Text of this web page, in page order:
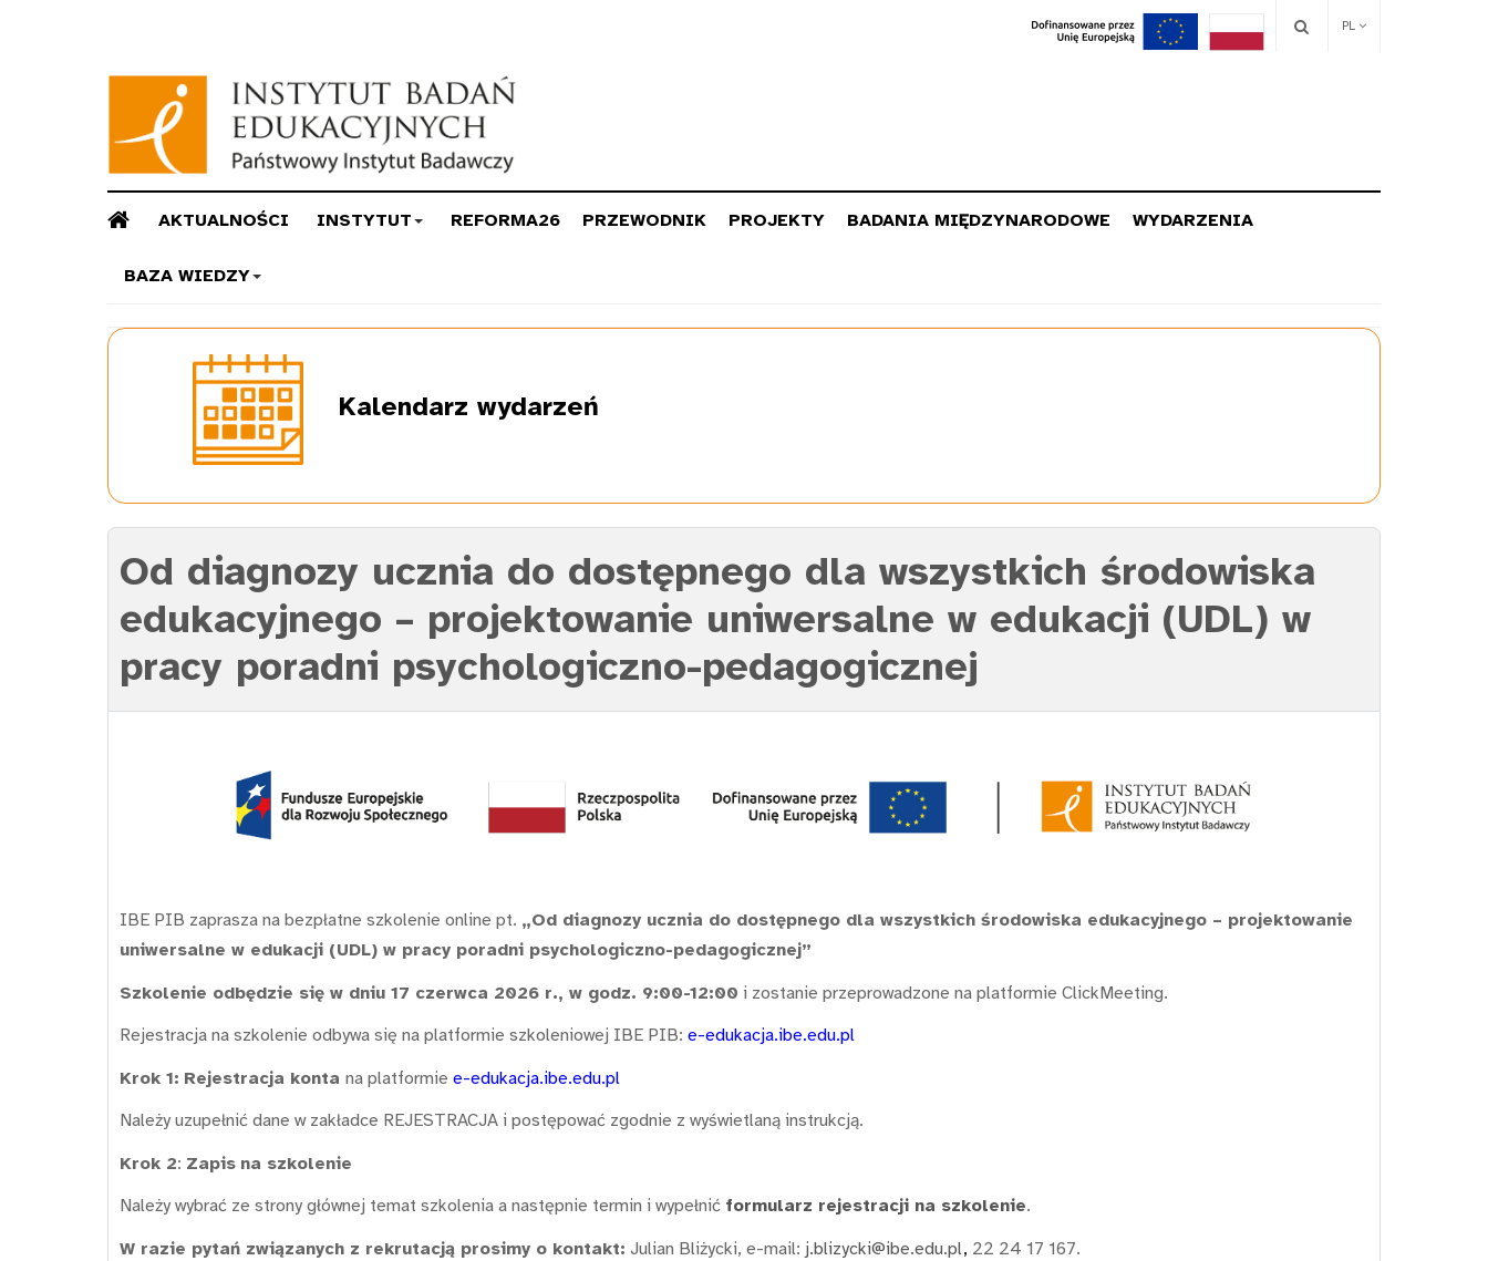
PL
AKTUALNOŚCI INSTYTUT REFORMA26 PRZEWODNIK PROJEKTY BADANIA MIĘDZYNARODOWE WYDARZENIA
BAZA WIEDZY
Kalendarz wydarzeń
Od diagnozy ucznia do dostępnego dla wszystkich środowiska
edukacyjnego – projektowanie uniwersalne w edukacji (UDL) w
pracy poradni psychologiczno-pedagogicznej
IBE PIB zaprasza na bezpłatne szkolenie online pt. „Od diagnozy ucznia do dostępnego dla wszystkich środowiska edukacyjnego – projektowanie
uniwersalne w edukacji (UDL) w pracy poradni psychologiczno-pedagogicznej”
Szkolenie odbędzie się w dniu 17 czerwca 2026 r., w godz. 9:00-12:00 i zostanie przeprowadzone na platformie ClickMeeting.
Rejestracja na szkolenie odbywa się na platformie szkoleniowej IBE PIB: e-edukacja.ibe.edu.pl
Krok 1: Rejestracja konta na platformie e-edukacja.ibe.edu.pl
Należy uzupełnić dane w zakładce REJESTRACJA i postępować zgodnie z wyświetlaną instrukcją.
Krok 2: Zapis na szkolenie
Należy wybrać ze strony głównej temat szkolenia a następnie termin i wypełnić formularz rejestracji na szkolenie.
W razie pytań związanych z rekrutacją prosimy o kontakt: Julian Bliżycki, e-mail: j.blizycki@ibe.edu.pl, 22 24 17 167.